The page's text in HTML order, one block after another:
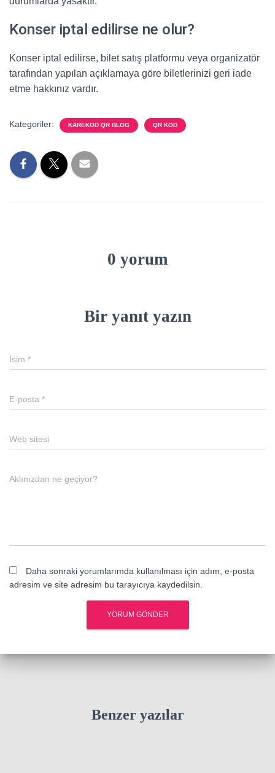
Konser iptal edilirse ne olur?
Konser iptal edilirse, bilet satış platformu veya organizatör
tarafından yapılan açıklamaya göre biletlerinizi geri iade
etme hakkınız vardır.
Kategoriler: KAREKOD QR BLOG QR KOD
0 yorum
Bir yanıt yazın
İsim *
E-posta *
Web sitesi
Aklınızdan ne geçiyor?
Daha sonraki yorumlarımda kullanılması için adım, e-posta
adresim ve site adresim bu tarayıcıya kaydedilsin.
Benzer yazılar